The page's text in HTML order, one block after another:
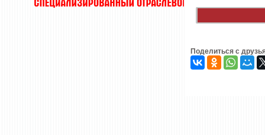
Поделиться с